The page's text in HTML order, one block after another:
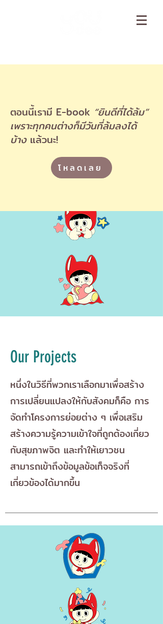
ตอนนี้เรามี E-book “ยินดีที่ได้ล้ม”
เพราะทุกคนต่างก็มีวันที่ล้มลงได้
บ้างแล้วนะ!
โหลดเลย
Our Projects
หนึ่งในวิธีที่พวกเราเลือกมาเพื่อสร้าง
การเปลี่ยนแปลงให้กับสังคมก็คือ การ
จัดทำโครงการย่อยต่าง ๆ เพื่อเสริม
สร้างความรู้ความเข้าใจที่ถูกต้องเกี่ยว
กับสุขภาพจิต และทำให้เยาวชน
สามารถเข้าถึงข้อมูลข้อเท็จจริงที่
เกี่ยวข้องได้มากขึ้น